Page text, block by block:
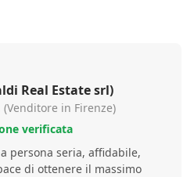
Real Estate srl)
in Firenze)
verificata
persona seria, affidabile,
di ottenere il massimo